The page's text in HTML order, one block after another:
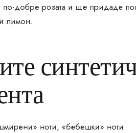
добре розата и ще придаде
лимон.
ноти, «бебешки» ноти.